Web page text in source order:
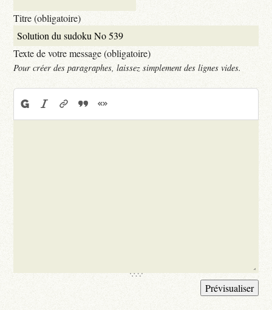
Titre (obligatoire)
Texte de votre message (obligatoire)
Pour créer des paragraphes, laissez simplement des lignes vides.